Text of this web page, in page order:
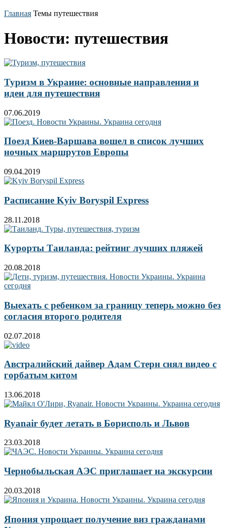
Главная Темы путешествия
Новости: путешествия
Туризм в Украине: основные направления и
идеи для путешествия
07.06.2019
Поезд Киев-Варшава вошел в список лучших
ночных маршрутов Европы
09.04.2019
Расписание Kyiv Boryspil Express
28.11.2018
Курорты Таиланда: рейтинг лучших пляжей
20.08.2018
Выехать с ребенком за границу теперь можно без
согласия второго родителя
02.07.2018
Австралийский дайвер Адам Стерн снял видео с
горбатым китом
13.06.2018
Ryanair будет летать в Борисполь и Львов
23.03.2018
Чернобыльская АЭС приглашает на экскурсии
20.03.2018
Япония упрощает получение виз гражданами